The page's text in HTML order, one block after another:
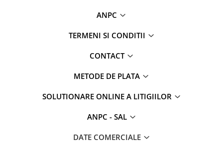
ANPC
TERMENI SI CONDITII
CONTACT
METODE DE PLATA
SOLUTIONARE ONLINE A LITIGIILOR
ANPC - SAL
DATE COMERCIALE